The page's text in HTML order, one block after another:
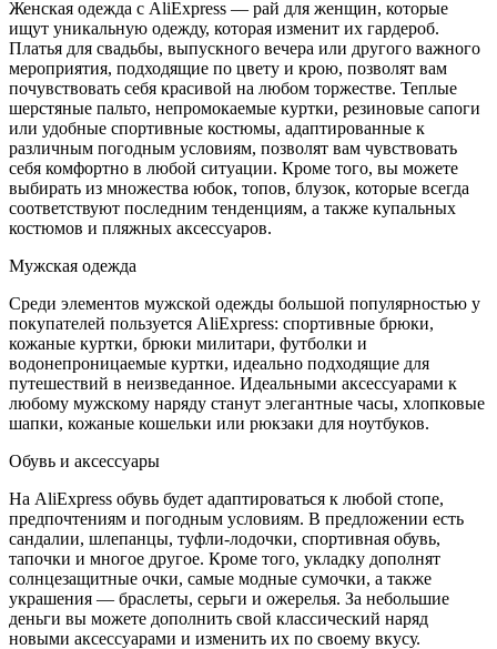
Женская одежда с AliExpress — рай для женщин, которые
ищут уникальную одежду, которая изменит их гардероб.
Платья для свадьбы, выпускного вечера или другого важного
мероприятия, подходящие по цвету и крою, позволят вам
почувствовать себя красивой на любом торжестве. Теплые
шерстяные пальто, непромокаемые куртки, резиновые сапоги
или удобные спортивные костюмы, адаптированные к
различным погодным условиям, позволят вам чувствовать
себя комфортно в любой ситуации. Кроме того, вы можете
выбирать из множества юбок, топов, блузок, которые всегда
соответствуют последним тенденциям, а также купальных
костюмов и пляжных аксессуаров.
Мужская одежда
Среди элементов мужской одежды большой популярностью у
покупателей пользуется AliExpress: спортивные брюки,
кожаные куртки, брюки милитари, футболки и
водонепроницаемые куртки, идеально подходящие для
путешествий в неизведанное. Идеальными аксессуарами к
любому мужскому наряду станут элегантные часы, хлопковые
шапки, кожаные кошельки или рюкзаки для ноутбуков.
Обувь и аксессуары
На AliExpress обувь будет адаптироваться к любой стопе,
предпочтениям и погодным условиям. В предложении есть
сандалии, шлепанцы, туфли-лодочки, спортивная обувь,
тапочки и многое другое. Кроме того, укладку дополнят
солнцезащитные очки, самые модные сумочки, а также
украшения — браслеты, серьги и ожерелья. За небольшие
деньги вы можете дополнить свой классический наряд
новыми аксессуарами и изменить их по своему вкусу.